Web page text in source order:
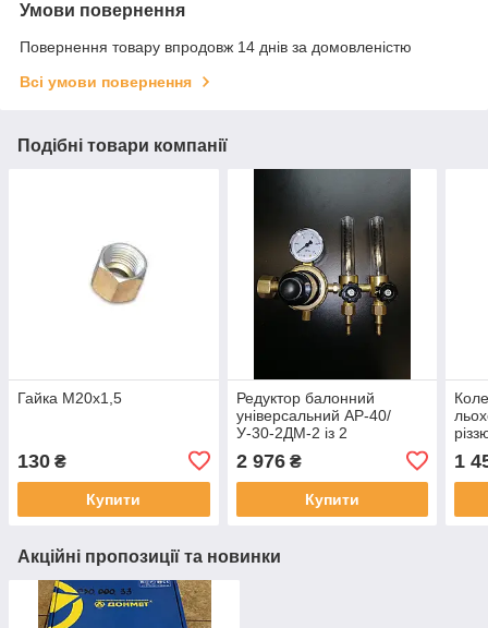
Умови повернення
Повернення товару впродовж 14 днів за домовленістю
Всі умови повернення
Подібні товари компанії
Гайка М20х1,5
130 ₴
Купити
Редуктор балонний
універсальний АР-40/
У-30-2ДМ-2 із 2
ротаметрами 9/6 ДОНМЕТ
(регулятор витрати
Ar/CO2)
2 976₴
Купити
1
Акційні пропозиції та новинки